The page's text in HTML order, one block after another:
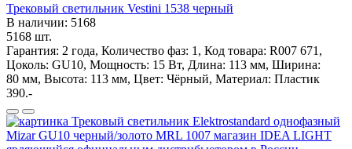
Трековый светильник Vestini 1538 черный
В наличии: 5168
5168 шт.
Гарантия: 2 года, Количество фаз: 1, Код товара: R007 671,
Цоколь: GU10, Мощность: 15 Вт, Длина: 113 мм, Ширина:
80 мм, Высота: 113 мм, Цвет: Чёрный, Материал: Пластик
390.-